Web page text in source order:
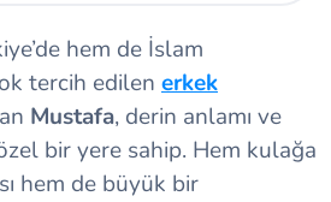
hem de İslam
tercih edilen erkek
Mustafa, derin anlamı ve
bir yere sahip. Hem kulağa
hem de büyük bir